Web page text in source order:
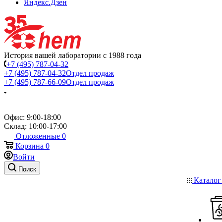
Яндекс.Дзен
История вашей лаборатории с 1988 года
+7 (495) 787-04-32
+7 (495) 787-04-32Отдел продаж
+7 (495) 787-66-09Отдел продаж
Офис: 9:00-18:00
Склад: 10:00-17:00
Отложенные 0
Корзина 0
Войти
Поиск